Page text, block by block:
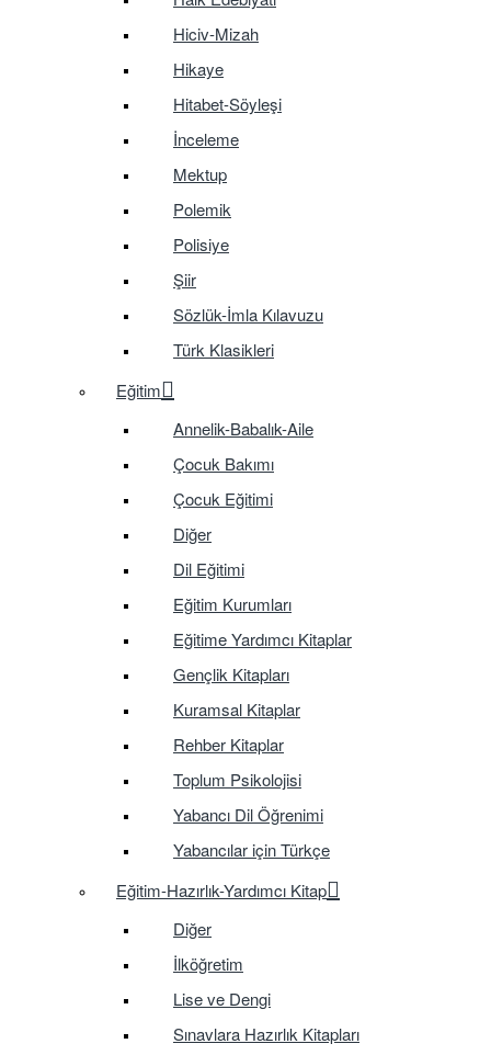
Hiciv-Mizah
Hikaye
Hitabet-Söyleşi
İnceleme
Mektup
Polemik
Polisiye
Şiir
Sözlük-İmla Kılavuzu
Türk Klasikleri
Eğitim
Annelik-Babalık-Aile
Çocuk Bakımı
Çocuk Eğitimi
Diğer
Dil Eğitimi
Eğitim Kurumları
Eğitime Yardımcı Kitaplar
Gençlik Kitapları
Kuramsal Kitaplar
Rehber Kitaplar
Toplum Psikolojisi
Yabancı Dil Öğrenimi
Yabancılar için Türkçe
Eğitim-Hazırlık-Yardımcı Kitap
Diğer
İlköğretim
Lise ve Dengi
Sınavlara Hazırlık Kitapları